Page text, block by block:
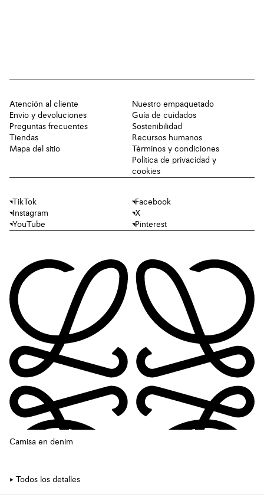
Camisa en denim
Todos los detalles
Atención al cliente
Envío y devoluciones
Preguntas frecuentes
Tiendas
Mapa del sitio
Nuestro empaquetado
Guía de cuidados
Sostenibilidad
Recursos humanos
Términos y condiciones
Política de privacidad y
cookies
TikTok
Facebook
Instagram
X
YouTube
Pinterest